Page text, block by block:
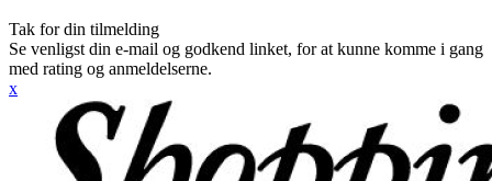
Tak for din tilmelding
Se venligst din e-mail og godkend linket, for at kunne komme i gang
med rating og anmeldelserne.
x